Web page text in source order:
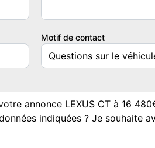
et chauffants,
Motif de contact